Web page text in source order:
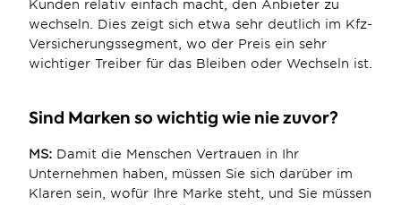
Kunden relativ einfach macht, den Anbieter zu
wechseln. Dies zeigt sich etwa sehr deutlich im Kfz-
Versicherungssegment, wo der Preis ein sehr
wichtiger Treiber für das Bleiben oder Wechseln ist.
Sind Marken so wichtig wie nie zuvor?
MS: Damit die Menschen Vertrauen in Ihr
Unternehmen haben, müssen Sie sich darüber im
Klaren sein, wofür Ihre Marke steht, und Sie müssen